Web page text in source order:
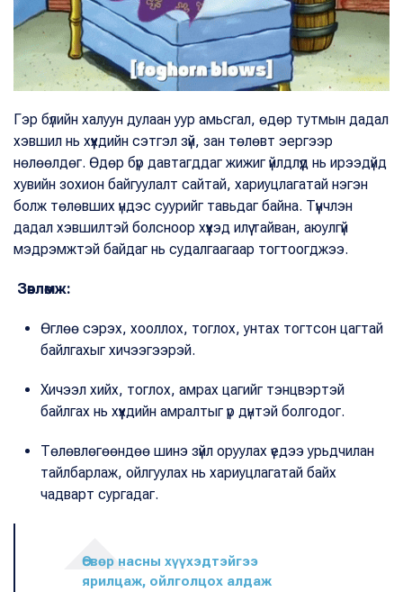
Гэр бүлийн халуун дулаан уур амьсгал, өдөр тутмын дадал
хэвшил нь хүүхдийн сэтгэл зүй, зан төлөвт эергээр
нөлөөлдөг. Өдөр бүр давтагддаг жижиг үйлдлүүд нь ирээдүйд
хувийн зохион байгуулалт сайтай, хариуцлагатай нэгэн
болж төлөвших үндэс суурийг тавьдаг байна. Түүнчлэн
дадал хэвшилтэй болсноор хүүхэд илүү тайван, аюулгүй
мэдрэмжтэй байдаг нь судалгаагаар тогтоогджээ.
Зөвлөмж:
Өглөө сэрэх, хооллох, тоглох, унтах тогтсон цагтай
байлгахыг хичээгээрэй.
Хичээл хийх, тоглох, амрах цагийг тэнцвэртэй
байлгах нь хүүхдийн амралтыг үр дүнтэй болгодог.
Төлөвлөгөөндөө шинэ зүйл оруулах үедээ урьдчилан
тайлбарлаж, ойлгуулах нь хариуцлагатай байх
чадварт сургадаг.
Өсвөр насны хүүхэдтэйгээ
ярилцаж, ойлголцох алдаж